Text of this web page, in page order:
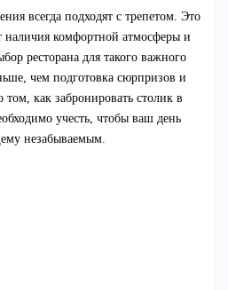
всегда подходят с трепетом. Это
наличия комфортной атмосферы и
ресторана для такого важного
чем подготовка сюрпризов и
как забронировать столик в
учесть, чтобы ваш день
незабываемым.